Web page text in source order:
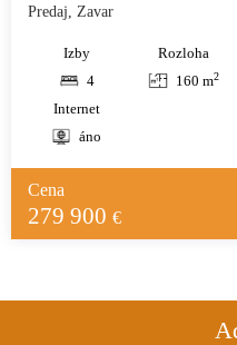
Predaj, Zavar
Izby
4
Rozloha
160 m2
Internet
áno
Cena
279 900 €